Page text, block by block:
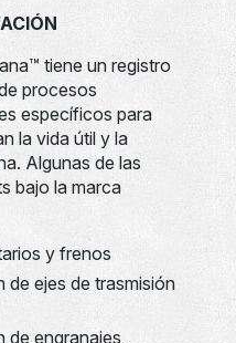
tiene un registro
procesos
específicos para
la vida útil y la
Algunas de las
bajo la marca
y frenos
ejes de trasmisión
de engranajes,